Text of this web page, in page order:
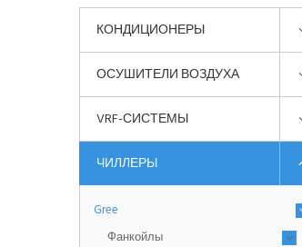
КОНДИЦИОНЕРЫ
ОСУШИТЕЛИ ВОЗДУХА
VRF-СИСТЕМЫ
ЧИЛЛЕРЫ
Gree
Фанкойлы